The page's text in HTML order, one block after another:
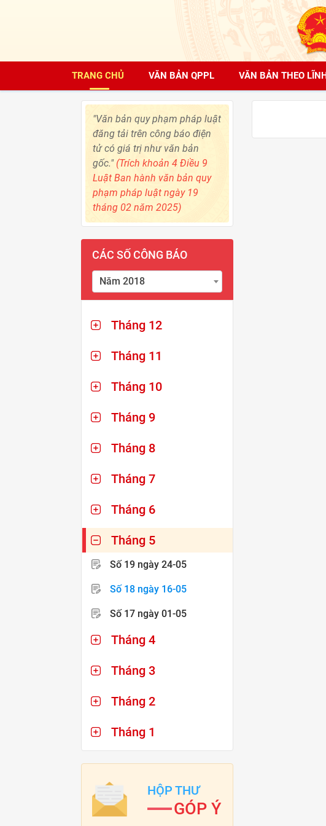
TRANG CHỦ VĂN BẢN QPPL VĂN BẢN THEO
"Văn bản quy phạm pháp luật
đăng tải trên công báo điện
tử có giá trị như văn bản
gốc." (Trích khoản 4 Điều 9
Luật Ban hành văn bản quy
phạm pháp luật ngày 19
tháng 02 năm 2025)
CÁC SỐ CÔNG BÁO
Năm 2018
Tháng 12
Tháng 11
Tháng 10
Tháng 9
Tháng 8
Tháng 7
Tháng 6
Tháng 5
Số 19 ngày 24-05
Số 18 ngày 16-05
Số 17 ngày 01-05
Tháng 4
Tháng 3
Tháng 2
Tháng 1
HỘP THƯ
GÓP Ý